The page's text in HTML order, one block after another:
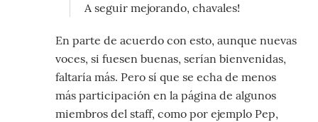
A seguir mejorando, chavales!
En parte de acuerdo con esto, aunque nuevas
voces, si fuesen buenas, serían bienvenidas,
faltaría más. Pero sí que se echa de menos
más participación en la página de algunos
miembros del staff, como por ejemplo Pep,